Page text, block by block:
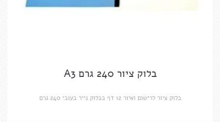
בלוק ציור 240 גרם A3
בלוק ציור לרישום ואיור 12 דף בבלוק נייר בעובי 240 גרם